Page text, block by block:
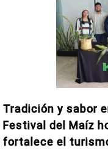
Tradición y sabor
Festival del Maíz
fortalece el